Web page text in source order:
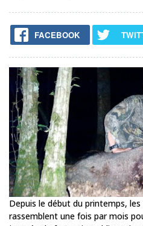
FACEBOOK
Depuis le début du printemps,
rassemblent une fois par mois